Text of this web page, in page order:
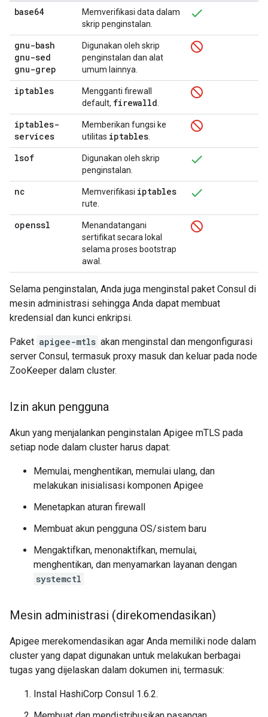
base64
Memverifikasi data dalam
skrip penginstalan.
gnu-bash
gnu-sed
gnu-grep
Digunakan oleh skrip
penginstalan dan alat
umum lainnya.
iptables
Mengganti firewall
default, firewalld
iptables-
services
Memberikan fungsi ke
utilitas iptables
lsof
Digunakan oleh skrip
penginstalan.
nc Memverifikasi iptables
rute.
openssl
Menandatangani
sertifikat secara lokal
selama proses bootstrap
awal.
Selama penginstalan, Anda juga menginstal paket Consul di
mesin administrasi sehingga Anda dapat membuat
kredensial dan kunci enkripsi.
Paket apigee-mtls akan menginstal dan mengonfigurasi
server Consul, termasuk proxy masuk dan keluar pada node
ZooKeeper dalam cluster.
Izin akun pengguna
Akun yang menjalankan penginstalan Apigee mTLS pada
setiap node dalam cluster harus dapat:
Memulai, menghentikan, memulai ulang, dan
melakukan inisialisasi komponen Apigee
Menetapkan aturan firewall
Membuat akun pengguna OS/sistem baru
Mengaktifkan, menonaktifkan, memulai,
menghentikan, dan menyamarkan layanan dengan
systemctl
Mesin administrasi (direkomendasikan)
Apigee merekomendasikan agar Anda memiliki node dalam
cluster yang dapat digunakan untuk melakukan berbagai
tugas yang dijelaskan dalam dokumen ini, termasuk:
Instal HashiCorp Consul 1.6.2.